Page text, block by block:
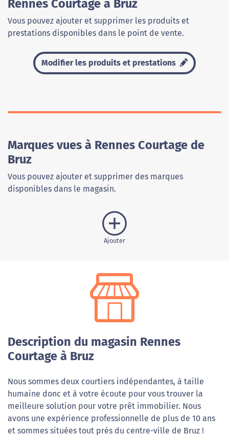
Rennes Courtage à Bruz
Vous pouvez ajouter et supprimer les produits et
prestations disponibles dans le point de vente.
Modifier les produits et prestations
Marques vues à Rennes Courtage de
Bruz
Vous pouvez ajouter et supprimer des marques
disponibles dans le magasin.
Ajouter
Description du magasin Rennes
Courtage à Bruz
Nous sommes deux courtiers indépendantes, à taille
humaine donc et à votre écoute pour vous trouver la
meilleure solution pour votre prêt immobilier. Nous
avons une expérience professionnelle de plus de 10 ans
et sommes situées tout près du centre-ville de Bruz !